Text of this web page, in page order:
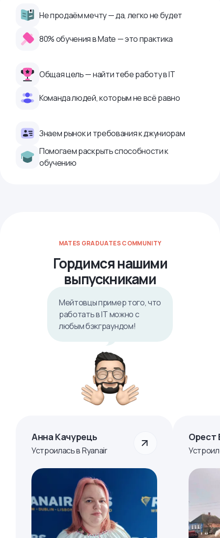
Не продаём мечту — да, легко не будет
80% обучения в Mate — это практика
Общая цель — найти тебе работу в IТ
Команда людей, которым не всё равно
Знаем рынок и требования к джуниорам
Помогаем раскрыть способности к
обучению
MATES GRADUATES COMMUNITY
Гордимся нашими
выпускниками
Мейтовцы пример того, что
работать в IТ можно с
любым бэкграундом!
Анна Качурець
Устроилась в Ryanair
Орест